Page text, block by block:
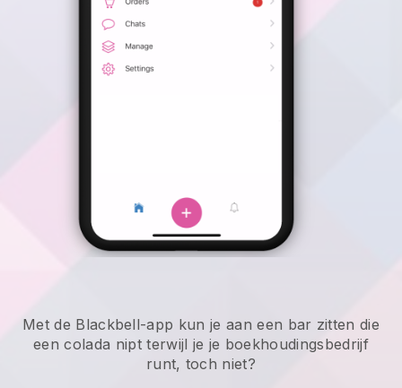
Met de Blackbell-app kun je aan een bar zitten die
een colada nipt terwijl je je boekhoudingsbedrijf
runt, toch niet?